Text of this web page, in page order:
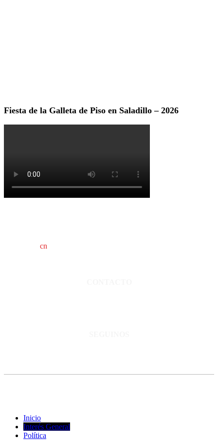
Fiesta de la Galleta de Piso en Saladillo – 2026
cn
Inicio
Interés General
Política